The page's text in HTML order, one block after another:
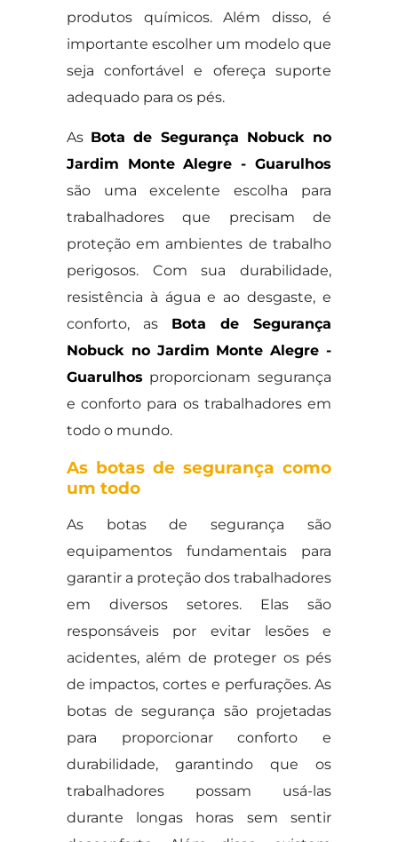
produtos químicos. Além disso, é
importante escolher um modelo que
seja confortável e ofereça suporte
adequado para os pés.
As Bota de Segurança Nobuck no
Jardim Monte Alegre - Guarulhos
são uma excelente escolha para
trabalhadores que precisam de
proteção em ambientes de trabalho
perigosos. Com sua durabilidade,
resistência à água e ao desgaste, e
conforto, as Bota de Segurança
Nobuck no Jardim Monte Alegre -
Guarulhos proporcionam segurança
e conforto para os trabalhadores em
todo o mundo.
As botas de segurança como
um todo
As botas de segurança são
equipamentos fundamentais para
garantir a proteção dos trabalhadores
em diversos setores. Elas são
responsáveis por evitar lesões e
acidentes, além de proteger os pés
de impactos, cortes e perfurações. As
botas de segurança são projetadas
para proporcionar conforto e
durabilidade, garantindo que os
trabalhadores possam usá-las
durante longas horas sem sentir